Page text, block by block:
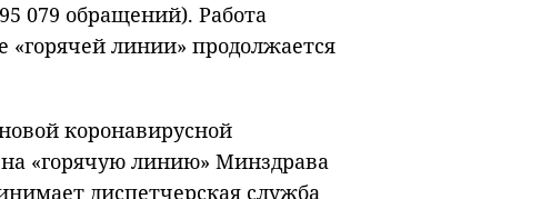
079 обращений). Работа
«горячей линии» продолжается
коронавирусной
«горячую линию» Минздрава
диспетчерская служба